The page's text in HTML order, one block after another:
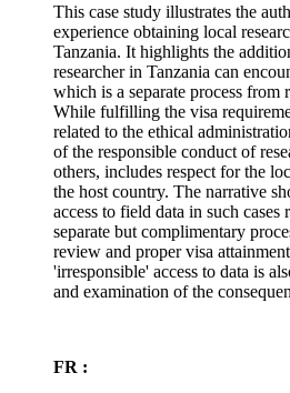
This case study illustrates the
experience obtaining local
Tanzania. It highlights the
researcher in Tanzania can
which is a separate process from
While fulfilling the visa
related to the ethical
of the responsible conduct of
others, includes respect for the
the host country. The narrative
access to field data in such
separate but complimentary
review and proper visa
'irresponsible' access to data is
and examination of the
FR :